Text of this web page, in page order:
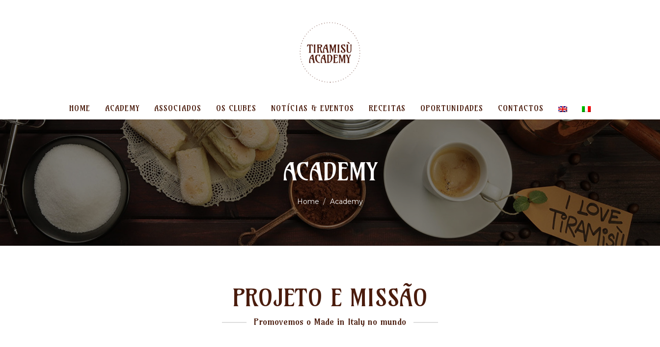
ACADEMY
Home Academy
HOME ACADEMY ASSOCIADOS OS CLUBES NOTÍCIAS & EVENTOS RECEITAS OPORTUNIDADES CONTACTOS
PROJETO E MISSÃO
Promovemos o Made in Italy no mundo